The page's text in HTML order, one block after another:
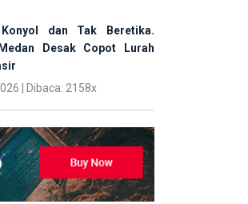
dan Tak Beretika.
Desak Copot Lurah
| Dibaca: 2158x